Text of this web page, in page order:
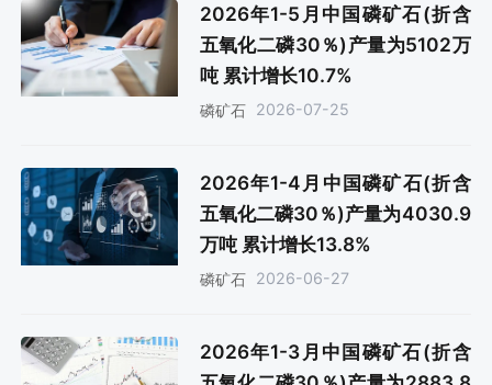
2026年1-5月中国磷矿石(折含
五氧化二磷30％)产量为5102万
吨 累计增长10.7%
磷矿石 2026-07-25
2026年1-4月中国磷矿石(折含
五氧化二磷30％)产量为4030.9
万吨 累计增长13.8%
磷矿石 2026-06-27
2026年1-3月中国磷矿石(折含